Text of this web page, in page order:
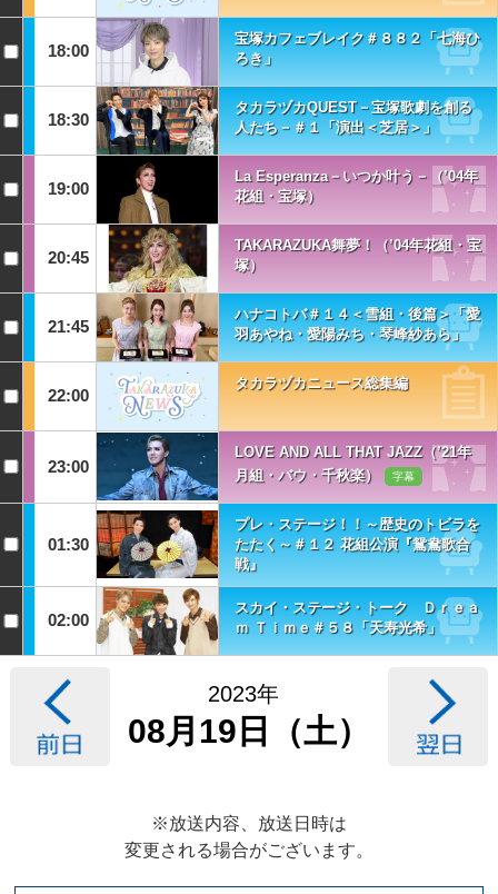
18:00
宝塚カフェブレイク＃８８２「七海ひ
ろき」
18:30
タカラヅカQUEST－宝塚歌劇を創る
人たち－＃１「演出＜芝居＞」
19:00
La Esperanza－いつか叶う－（’04年
花組・宝塚）
20:45
TAKARAZUKA舞夢！（’04年花組・宝
塚）
21:45
ハナコトバ＃１４＜雪組・後篇＞「愛
羽あやね・愛陽みち・琴峰紗あら」
22:00
タカラヅカニュース総集編
23:00
LOVE AND ALL THAT JAZZ（’21年
月組・バウ・千秋楽）
字幕
01:30
プレ・ステージ！！～歴史のトビラを
たたく～＃１２ 花組公演『鴛鴦歌合
戦』
02:00
スカイ・ステージ・トーク Ｄｒｅａ
ｍ Ｔｉｍｅ＃５８「天寿光希」
2023年
08月19日（土）
※放送内容、放送日時は
変更される場合がございます。